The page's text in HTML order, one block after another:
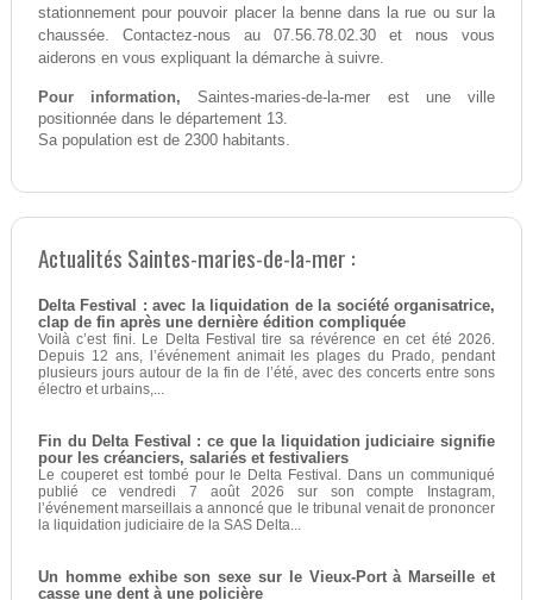
stationnement pour pouvoir placer la benne dans la rue ou sur la
chaussée. Contactez-nous au 07.56.78.02.30 et nous vous
aiderons en vous expliquant la démarche à suivre.
Pour information, Saintes-maries-de-la-mer est une ville
positionnée dans le département 13.
Sa population est de 2300 habitants.
Actualités Saintes-maries-de-la-mer :
Delta Festival : avec la liquidation de la société organisatrice,
clap de fin après une dernière édition compliquée
Voilà c’est fini. Le Delta Festival tire sa révérence en cet été 2026.
Depuis 12 ans, l’événement animait les plages du Prado, pendant
plusieurs jours autour de la fin de l’été, avec des concerts entre sons
électro et urbains,...
Fin du Delta Festival : ce que la liquidation judiciaire signifie
pour les créanciers, salariés et festivaliers
Le couperet est tombé pour le Delta Festival. Dans un communiqué
publié ce vendredi 7 août 2026 sur son compte Instagram,
l’événement marseillais a annoncé que le tribunal venait de prononcer
la liquidation judiciaire de la SAS Delta...
Un homme exhibe son sexe sur le Vieux-Port à Marseille et
casse une dent à une policière